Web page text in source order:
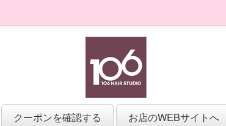
クーポンを確認する お店のWEBサイトへ